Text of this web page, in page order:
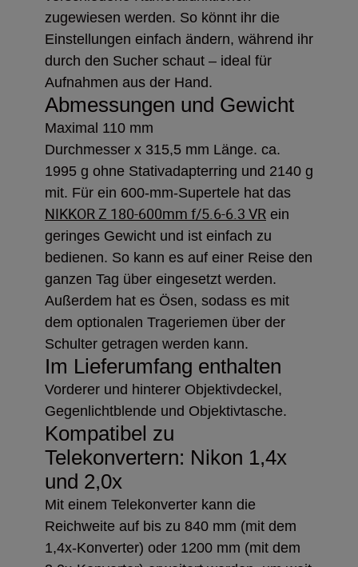
zugewiesen werden. So könnt ihr die
Einstellungen einfach ändern, während ihr
durch den Sucher schaut – ideal für
Aufnahmen aus der Hand.
Abmessungen und Gewicht
Maximal 110 mm
Durchmesser x 315,5 mm Länge. ca.
1995 g ohne Stativadapterring und 2140 g
mit. Für ein 600-mm-Supertele hat das
NIKKOR Z 180-600mm f/5.6-6.3 VR ein
geringes Gewicht und ist einfach zu
bedienen. So kann es auf einer Reise den
ganzen Tag über eingesetzt werden.
Außerdem hat es Ösen, sodass es mit
dem optionalen Trageriemen über der
Schulter getragen werden kann.
Im Lieferumfang enthalten
Vorderer und hinterer Objektivdeckel,
Gegenlichtblende und Objektivtasche.
Kompatibel zu
Telekonvertern: Nikon 1,4x
und 2,0x
Mit einem Telekonverter kann die
Reichweite auf bis zu 840 mm (mit dem
1,4x-Konverter) oder 1200 mm (mit dem